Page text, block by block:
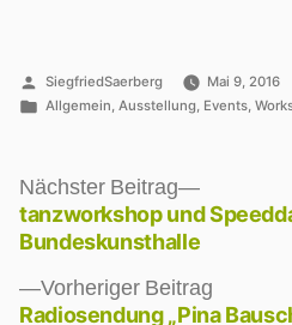
Veröffentlicht
von
SiegfriedSaerberg
Mai 9, 2016
Veröffentlicht
Allgemein, Ausstellung, Events,
Beitragsnavigation
Vorheriger Beitrag
Beitrag:
Radiosendung „Pina
Nächster Beitrag
Nächster
Beitrag:
tanzworkshop und
Bundeskunsthalle